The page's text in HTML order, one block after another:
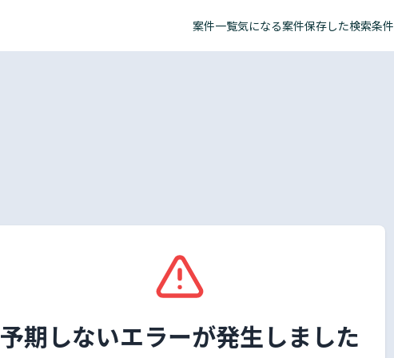
案件一覧気になる案件保存した検索条件
予期しないエラーが発生しました